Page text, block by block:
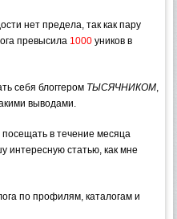
нет предела, так как пару
превысила 1000 уников в
себя блоггером ТЫСЯЧНИКОМ
выводами.
посещать в течение месяца
интересную статью, как мне
по профилям, каталогам и